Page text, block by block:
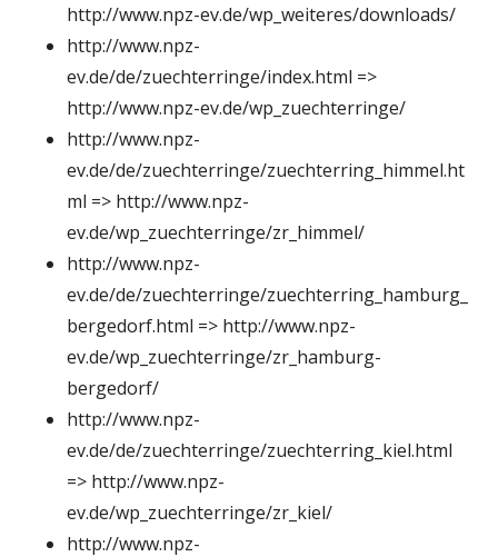
http://www.npz-ev.de/wp_weiteres/downloads/
http://www.npz-
ev.de/de/zuechterringe/index.html =>
http://www.npz-ev.de/wp_zuechterringe/
http://www.npz-
ev.de/de/zuechterringe/zuechterring_himmel.ht
ml => http://www.npz-
ev.de/wp_zuechterringe/zr_himmel/
http://www.npz-
ev.de/de/zuechterringe/zuechterring_hamburg_
bergedorf.html => http://www.npz-
ev.de/wp_zuechterringe/zr_hamburg-
bergedorf/
http://www.npz-
ev.de/de/zuechterringe/zuechterring_kiel.html
=> http://www.npz-
ev.de/wp_zuechterringe/zr_kiel/
http://www.npz-